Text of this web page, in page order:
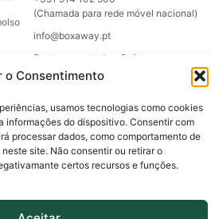
o Consentimento
usamos tecnologias como cookies
informações do dispositivo. Consentir com
processar dados, como comportamento de
site. Não consentir ou retirar o
certos recursos e funções.
(Chamada para rede móvel nacional)
info@boxaway.pt
Entregas em todo o País
Away – All Rights Reserved.
Agency, a boutique for brands.